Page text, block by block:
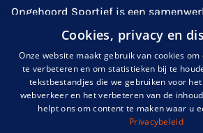
Ongehoord Sportief is een
tussen partijen uit de sport (
KNDSB NOC*NSF
expertise over doof- en
zoalsKentalis. Gezamenlijk gaan wij
om de sportparticipatie onder
auditieve handicap te verhogen en
Cookies, privacy en
Onze website maakt gebruik van cookies
te verbeteren en om statistieken bij te
tekstbestandjes die we gebruiken voor
webverkeer en het verbeteren van de
helpt ons om content te maken waar u
Privacybeleid